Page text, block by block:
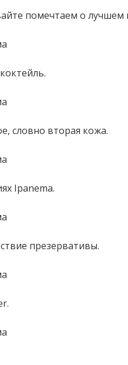
помечтаем о лучшем
словно вторая кожа.
Ipanema.
презервативы.